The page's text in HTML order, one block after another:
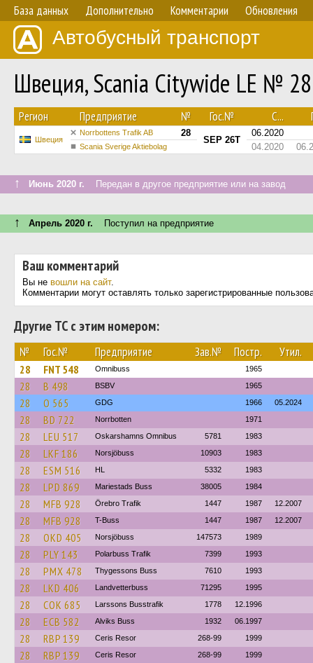
База данных Дополнительно Комментарии Обновления
Автобусный транспорт
Швеция, Scania Citywide LE № 28
Регион Предприятие № Гос.№ С...
Швеция
Norrbottens Trafik AB 28
SEP 26T
06.2020
Scania Sverige Aktiebolag 04.2020
↑ Июнь 2020 г. Передан в другое предприятие или на завод
↑ Апрель 2020 г. Поступил на предприятие
Ваш комментарий
Вы не вошли на сайт.
Комментарии могут оставлять только зарегистрированные
Другие ТС с этим номером:
№ Гос.№ Предприятие Зав.№ Постр. Утил.
28 FNT 548 Omnibuss 1965
28 B 498 BSBV 1965
28 O 565 GDG 1966 05.2024
28 BD 722 Norrbotten 1971
28 LEU 517 Oskarshamns Omnibus 5781 1983
28 LKF 186 Norsjöbuss 10903 1983
28 ESM 516 HL 5332 1983
28 LPD 869 Mariestads Buss 38005 1984
28 MFB 928 Örebro Trafik 1447 1987 12.2007
28 MFB 928 T-Buss 1447 1987 12.2007
28 OKD 405 Norsjöbuss 147573 1989
28 PLY 143 Polarbuss Trafik 7399 1993
28 PMX 478 Thygessons Buss 7610 1993
28 LKD 406 Landvetterbuss 71295 1995
28 COK 685 Larssons Busstrafik 1778 12.1996
28 ECB 582 Alviks Buss 1932 06.1997
28 RBP 139 Ceris Resor 268-99 1999
28 RBP 139 Ceris Resor 268-99 1999